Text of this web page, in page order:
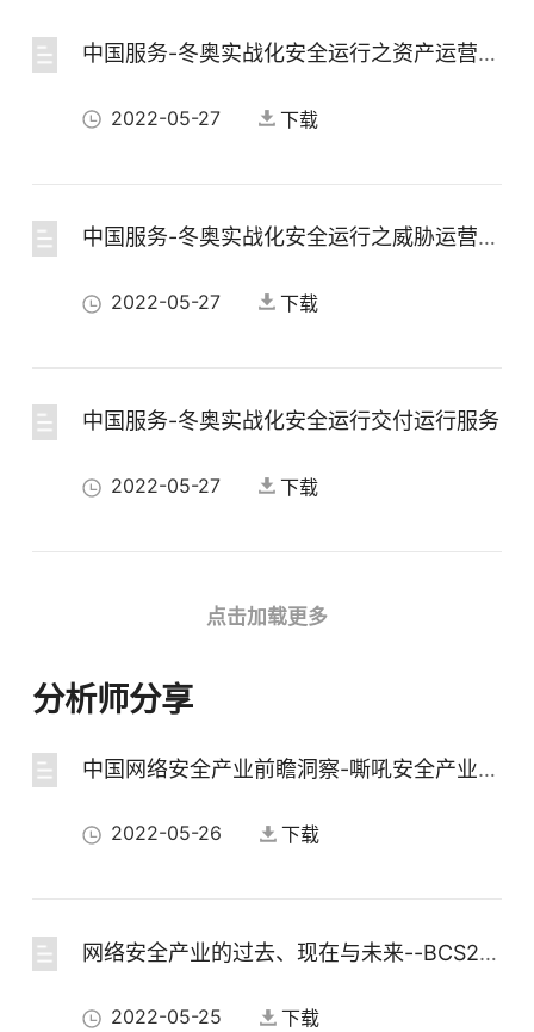
中国服务-冬奥实战化安全运行之资产运营服务
2022-05-27 下载
中国服务-冬奥实战化安全运行之威胁运营服务
2022-05-27 下载
中国服务-冬奥实战化安全运行交付运行服务
2022-05-27 下载
中国服务-冬奥模式的实战化安全运行服务
点击加载更多
分析师分享
中国网络安全产业前瞻洞察-嘶吼安全产业研究院
2022-05-26 下载
网络安全产业的过去、现在与未来--BCS2022
2022-05-25 下载